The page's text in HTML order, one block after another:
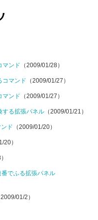
マンド （2009/01/28）
コマンド （2009/01/27）
マンド （2009/01/27）
する拡張パネル （2009/01/21）
ド （2009/01/20）
20）
でふる拡張パネル
2009/01/2）